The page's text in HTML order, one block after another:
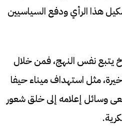
هذا الرأي ودفع السياسيين
يتبع نفس النهج، فمن خلال
مثل استهداف ميناء حيفا
وسائل إعلامه إلى خلق شعور